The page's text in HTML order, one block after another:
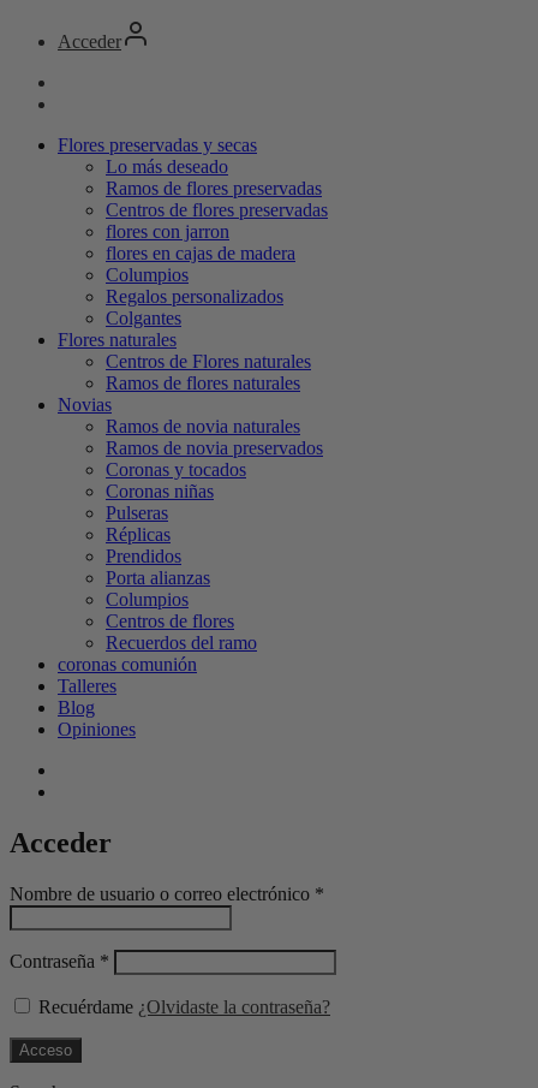
Acceder
Flores preservadas y secas
Lo más deseado
Ramos de flores preservadas
Centros de flores preservadas
flores con jarron
flores en cajas de madera
Columpios
Regalos personalizados
Colgantes
Flores naturales
Centros de Flores naturales
Ramos de flores naturales
Novias
Ramos de novia naturales
Ramos de novia preservados
Coronas y tocados
Coronas niñas
Pulseras
Réplicas
Prendidos
Porta alianzas
Columpios
Centros de flores
Recuerdos del ramo
coronas comunión
Talleres
Blog
Opiniones
Acceder
Nombre de usuario o correo electrónico *
Contraseña *
Recuérdame ¿Olvidaste la contraseña?
Acceso